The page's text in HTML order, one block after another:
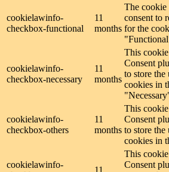
cookielawinfo-
checkbox-functional
11
months
The
consent to
for the
cookielawinfo-
checkbox-necessary
11
months
This
Consent
to store the
cookies in
cookielawinfo-
checkbox-others
11
months
This
Consent
to store the
cookies in
cookielawinfo-
11
This
Consent